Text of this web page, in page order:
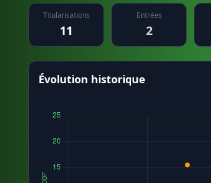
Titularisations
11
Entrées
2
Évolution historique